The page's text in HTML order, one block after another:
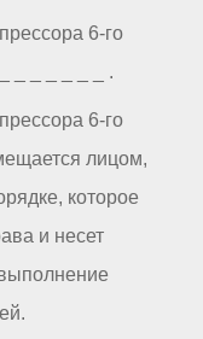
6-го
_ _ _ _ _ _ .
6-го
лицом,
которое
и несет